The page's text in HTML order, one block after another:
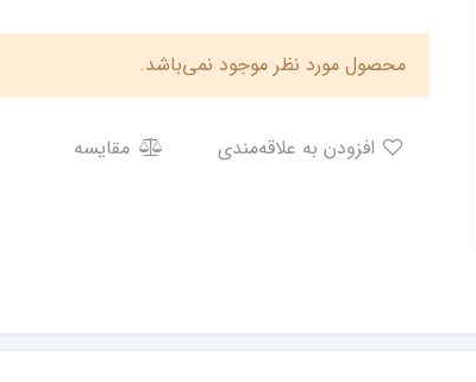
محصول مورد نظر موجود نمی‌باشد.
مقایسه